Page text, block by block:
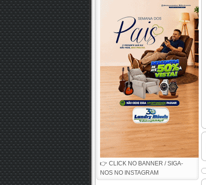
👉 CLICK NO BANNER / SIGA-
NOS NO INSTAGRAM